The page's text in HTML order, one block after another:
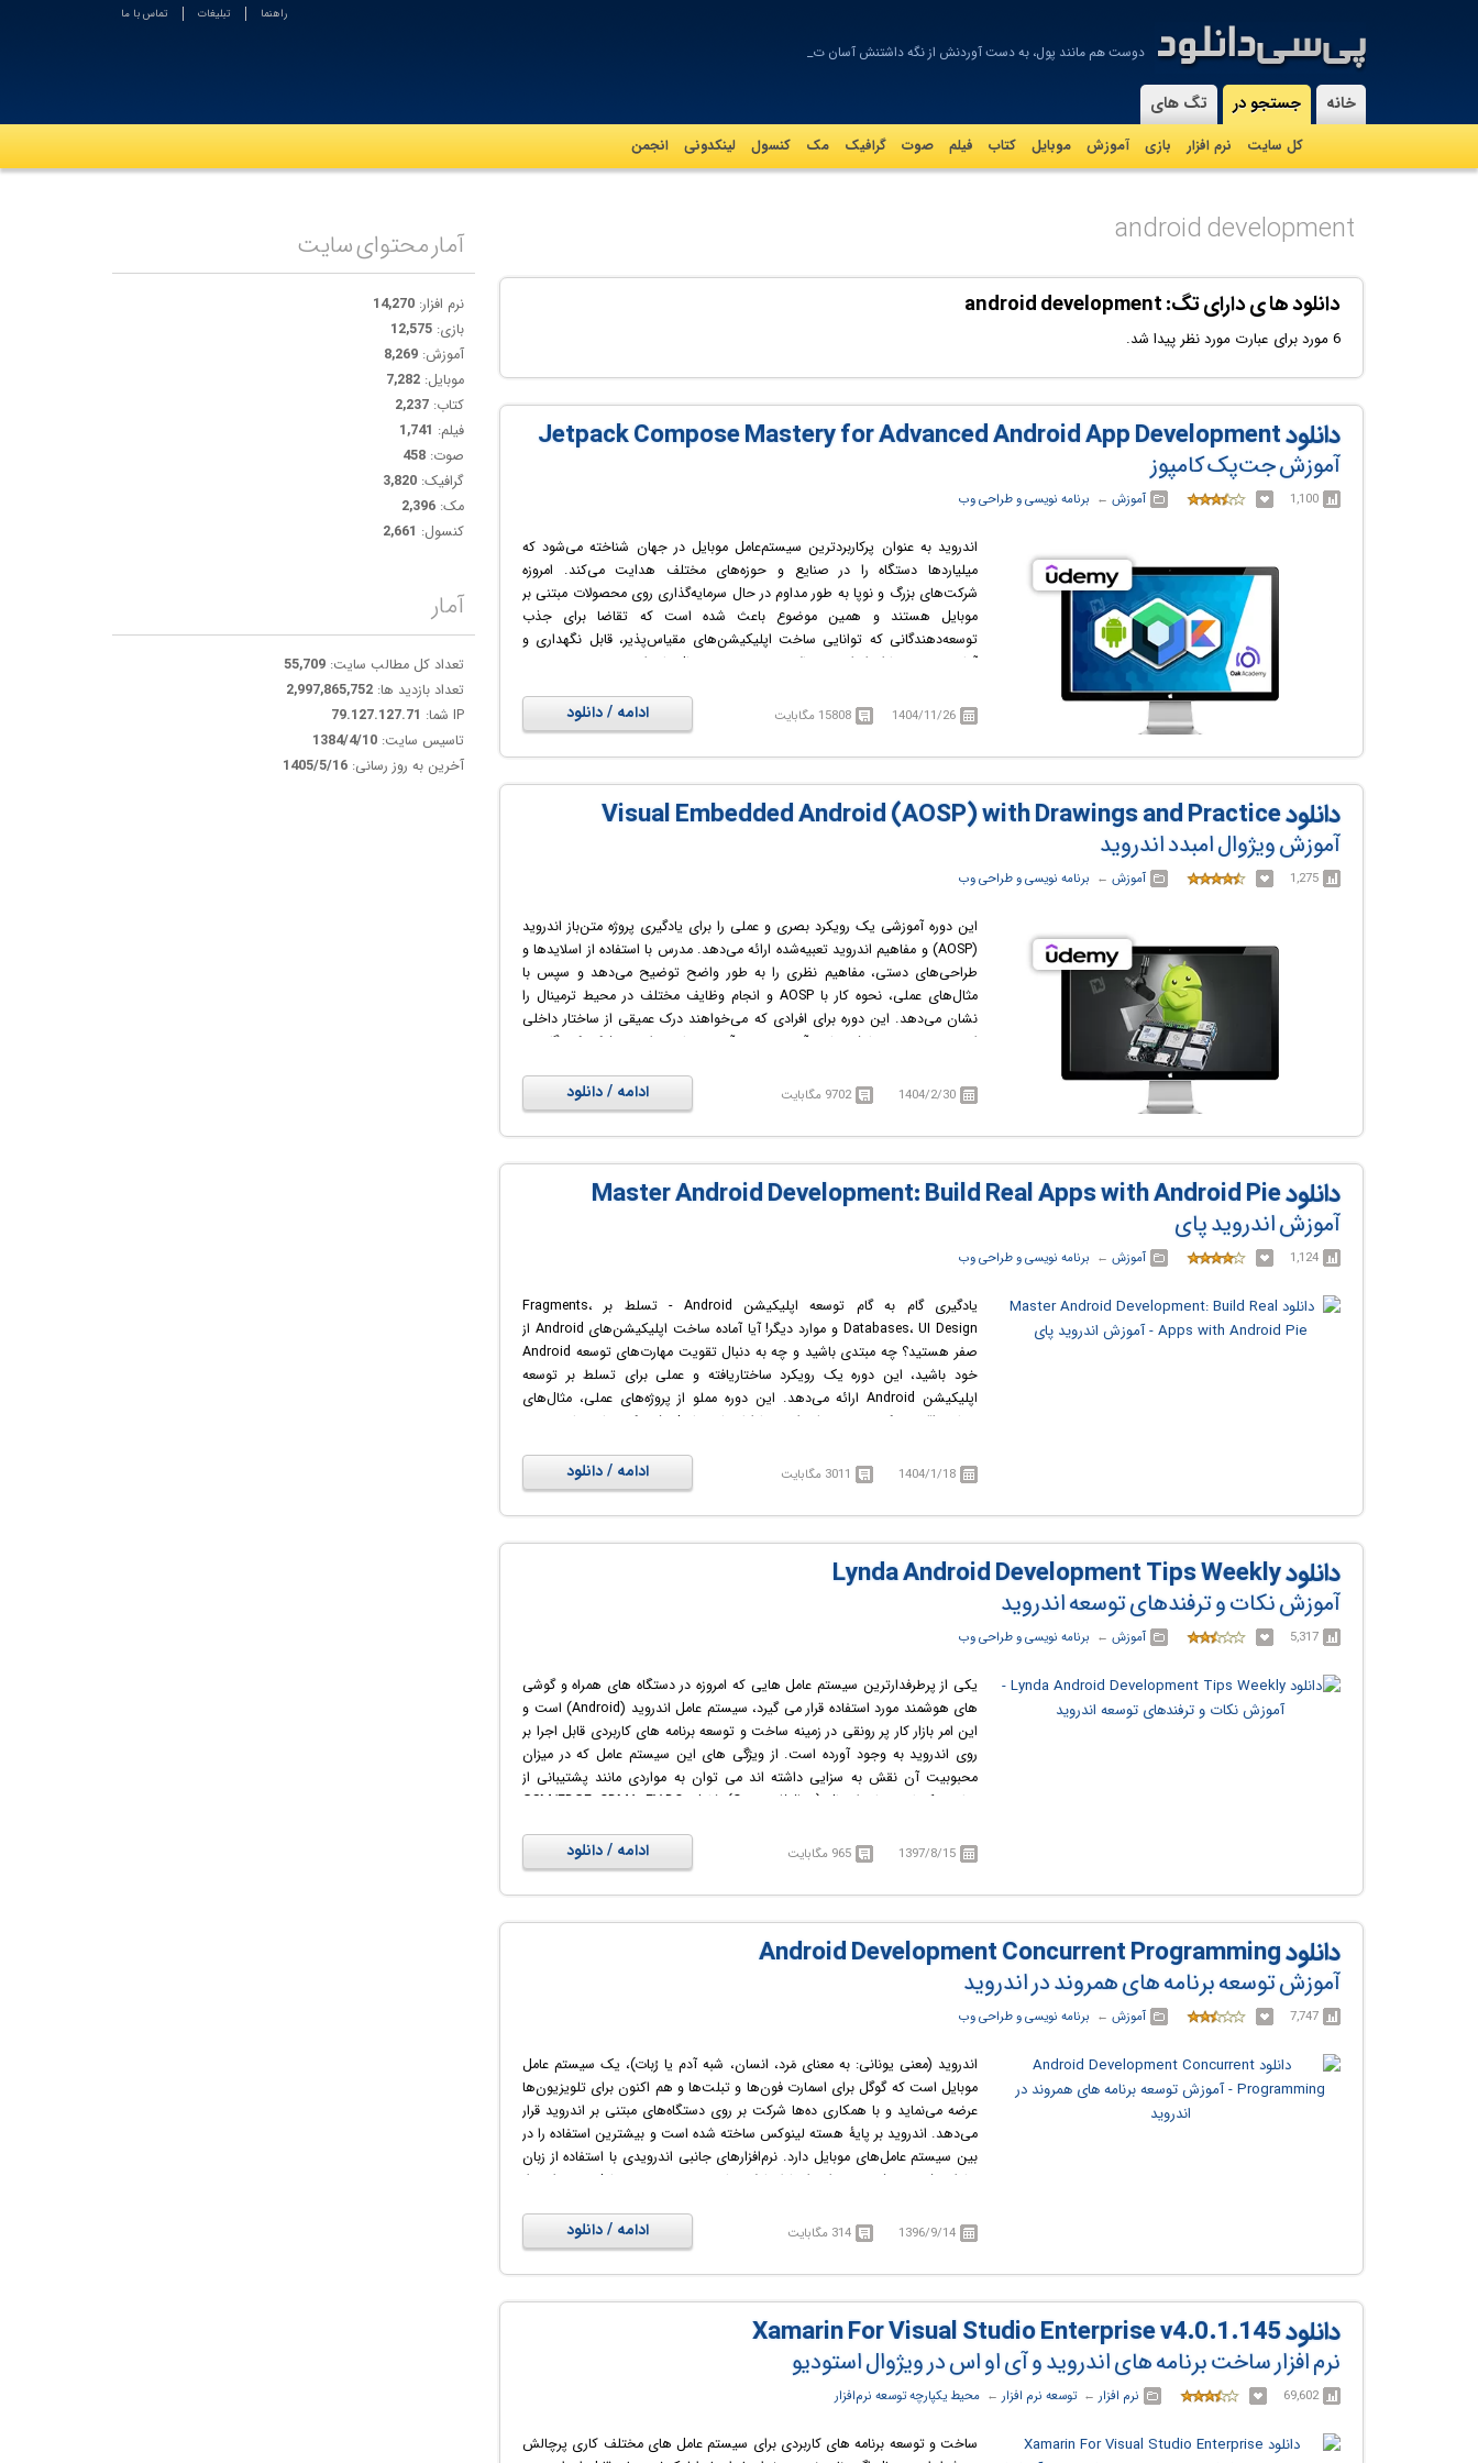
-
دوست هم مانند پول، به دست آوردنش از نگه داشتنش آسان تر است
راهنما تبلیغات تماس با ما
خانه جستجو در
کل سایت نرم افزار بازی آموزش موبايل کتاب فیلم صوت گرافيک مک کنسول لینکدونی انجمن
تگ های
android development
دانلود ها ی دارای تگ: android development
6 مورد برای عبارت مورد نظر پیدا شد.
دانلود Jetpack Compose Mastery for Advanced Android App Development
آموزش جت‌پک کامپوز
1,100 آموزش ← ‏ برنامه نویسی و طراحی وب
اندروید به عنوان پرکاربردترین سیستم‌عامل موبایل در جهان شناخته می‌شود که
میلیاردها دستگاه را در صنایع و حوزه‌های مختلف هدایت می‌کند. امروزه
شرکت‌های بزرگ و نوپا به طور مداوم در حال سرمایه‌گذاری روی محصولات مبتنی بر
موبایل هستند و همین موضوع باعث شده است که تقاضا برای جذب
توسعه‌دهندگانی که توانایی ساخت اپلیکیشن‌های مقیاس‌پذیر، قابل نگهداری و
آماده عرضه به بازار را دارند، به بالاترین حد خود در سال‌های اخیر برسد.
نیاز بازار طراحی شده است. مخاطبان هدف این دوره، توسعه‌دهندگانی هستند که
با اصول اولیه و پایه برنامه‌نویسی اندروید آشنایی دارند اما اکنون قصد دارند دانش
خود را گسترش داده و مهارت‌های خود را به سطح حرفه‌ای و استانداردهای واقعی
پروژه‌های بزرگ برسانند. در این مسیر آموزشی، تمرکز اصلی بر استفاده از جدیدترین
ابزارها و کتابخانه‌های ارائه شده توسط گوگل است تا فرآیند توسعه اپلیکیشن
سریع‌تر و بهینه‌تر انجام شود.
1404/11/26 15808 مگابایت ادامه / دانلود
دانلود Visual Embedded Android (AOSP) with Drawings and Practice
آموزش ویژوال امبدد اندروید
1,275 آموزش ← ‏ برنامه نویسی و طراحی وب
این دوره آموزشی یک رویکرد بصری و عملی را برای یادگیری پروژه متن‌باز اندروید
(AOSP) و مفاهیم اندروید تعبیه‌شده ارائه می‌دهد. مدرس با استفاده از اسلایدها و
طراحی‌های دستی، مفاهیم نظری را به طور واضح توضیح می‌دهد و سپس با
مثال‌های عملی، نحوه کار با AOSP و انجام وظایف مختلف در محیط ترمینال را
نشان می‌دهد. این دوره برای افرادی که می‌خواهند درک عمیقی از ساختار داخلی
اندروید و نحوه سفارشی‌سازی آن به دست آورند، مناسب است. شرکت‌کنندگان در
خود ایجاد کنند.
در دوره آموزشی Visual Embedded Android (AOSP) with Drawings and
Practice با طراحی‌ها و تمرین با مفاهیم و ساختار پروژه متن‌باز اندروید آشنا
خواهید شد و نحوه سفارشی‌سازی آن را خواهید آموخت.
1404/2/30 9702 مگابایت ادامه / دانلود
دانلود Master Android Development: Build Real Apps with Android Pie
آموزش اندروید پای
1,124 آموزش ← ‏ برنامه نویسی و طراحی وب
یادگیری گام به گام توسعه اپلیکیشن Android - تسلط بر Fragments،
Databases، UI Design و موارد دیگر! آیا آماده ساخت اپلیکیشن‌های Android از
صفر هستید؟ چه مبتدی باشید و چه به دنبال تقویت مهارت‌های توسعه Android
خود باشید، این دوره یک رویکرد ساختاریافته و عملی برای تسلط بر توسعه
اپلیکیشن Android ارائه می‌دهد. این دوره مملو از پروژه‌های عملی، مثال‌های
دنیای واقعی و کدنویسی عملی است تا اطمینان حاصل شود که مهارت‌های توسعه
در دوره آموزشی Master Android Development: Build Real Apps with
1404/1/18 3011 مگابایت ادامه / دانلود
دانلود Lynda Android Development Tips Weekly
آموزش نکات و ترفندهای توسعه اندروید
5,317 آموزش ← ‏ برنامه نویسی و طراحی وب
یکی از پرطرفدارترین سیستم عامل هایی که امروزه در دستگاه های همراه و گوشی
های هوشمند مورد استفاده قرار می گیرد، سیستم عامل اندروید (Android) است و
این امر بازار کار پر رونقی در زمینه ساخت و توسعه برنامه های کاربردی قابل اجرا بر
روی اندروید به وجود آورده است. از ویژگی های این سیستم عامل که در میزان
محبوبیت آن نقش به سزایی داشته اند می توان به مواردی مانند پشتیبانی از
تمامی تکنولوژی‌های اتصال (=Connectivity) شامل GSM/EDGE, CDMA, EV-DO,
اس و دوربین‌های متنوع، پشتیبانی از فرمت‌های مختلف فایل‌های مالتی مدیا مثل
MPEG-۴, H.۲۶۴, MP3, AAC, AMR, JPEG, PNG, GIF، امکان ارسال پیغام‌های
متنی یا همان اس ام اس (SMS) از فرم‌های SMS, MMS و XMPP، دارای مرورگری
بر اساس فریم ورک اوپن سورس WebKit، استفاده از نرم‌افزار SQLite برای ذخیره
داده‌ها و مدیریت بانک‌های اطلاعاتی و ... اشاره نمود.
مورد نیاز در برنامه نویسی اپ های اندروید و نکات و ترفندهای توسعه آن آشنا می
شوید.
1397/8/15 965 مگابایت ادامه / دانلود
دانلود Android Development Concurrent Programming
آموزش توسعه برنامه های همروند در اندروید
7,747 آموزش ← ‏ برنامه نویسی و طراحی وب
اندروید (معنی یونانی: به معنای مَرد، انسان، شبه آدم یا رُبات)، یک سیستم عامل
موبایل است که گوگل برای اسمارت فون‌ها و تبلت‌ها و هم اکنون برای تلویزیون‌ها
عرضه می‌نماید و با همکاری ده‌ها شرکت بر روی دستگاه‌های مبتنی بر اندروید قرار
می‌دهد. اندروید بر پایهٔ هسته لینوکس ساخته شده‌ است و بیشترین استفاده را در
بین سیستم عامل‌های موبایل دارد. نرم‌افزارهای جانبی اندرویدی با استفاده از زبان
جاوا نوشته می‌شوند و برای ارتباط با لایه‌های زیرین سیستم عامل می‌توانند از
اندروید با زبان جاوا نوشته شده‌است و بسیاری از برنامه‌های اندروید هم با جاوا
نوشته شده‌اند. اما این سیستم عامل، Java Virtual Machine ندارد. برای اجرای
برنامه‌های جاوایی روی این سیستم عامل، کدهای جاوا به کدهای Dalvik تبدیل
می‌شوند و سپس روی Dalvik Virtual Machine اجرا می‌شوند. دالویک یک ماشین
هم CPU و هم باتری کمتری مصرف کند. برنامه‌های جاوایی معمولی هم که روی
گوشی‌های دیگر اجرا می‌شوند با استفاده از نرم‌افزارهای شبیه‌ساز ماشین مجازی جاوا
مانند j2ME MIDP Runner روی این سیستم عامل قابل اجرا هستند.
توسعه برنامه های همروند در اندروید آشنا می شوید.
1396/9/14 314 مگابایت ادامه / دانلود
دانلود Xamarin For Visual Studio Enterprise v4.0.1.145
نرم افزار ساخت برنامه های اندروید و آی او اس در ویژوال استودیو
69,602 نرم افزار ← ‏توسعه نرم افزار ← ‏ محیط یکپارچه توسعه نرم‌افزار
ساخت و توسعه برنامه های کاربردی برای سیستم عامل های مختلف کاری پرچالش
آمار محتوای سایت
نرم افزار: 14,270
بازی: 12,575
آموزش: 8,269
موبایل: 7,282
کتاب: 2,237
فیلم: 1,741
صوت: 458
گرافیک: 3,820
مک: 2,396
کنسول: 2,661
آمار
تعداد کل مطالب سایت: 55,709
تعداد بازدید ها: 2,997,865,752
IP شما:
79.127.127.71
تاسیس سایت: 1384/4/10
آخرین به روز رسانی: 1405/5/16